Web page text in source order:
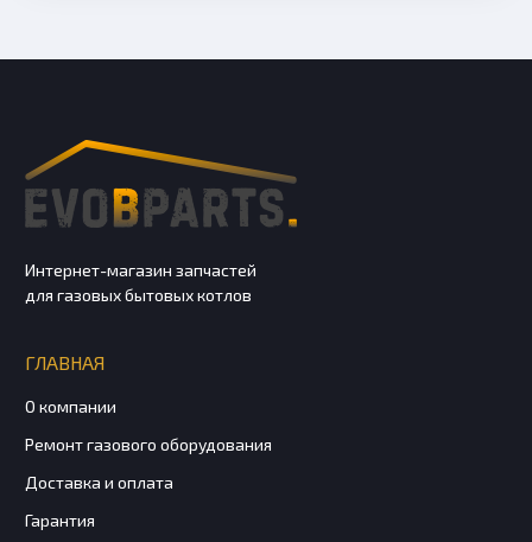
Интернет-магазин запчастей
для газовых бытовых котлов
ГЛАВНАЯ
О компании
Ремонт газового оборудования
Доставка и оплата
Гарантия